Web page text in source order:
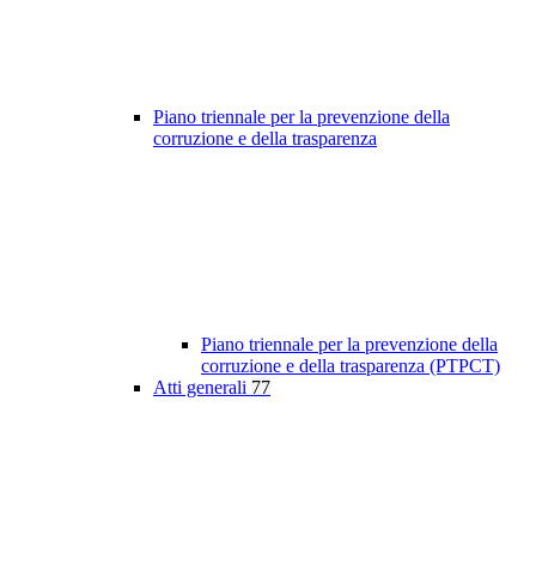
Piano triennale per la prevenzione della
corruzione e della trasparenza
Piano triennale per la prevenzione della
corruzione e della trasparenza (PTPCT)
Atti generali 77